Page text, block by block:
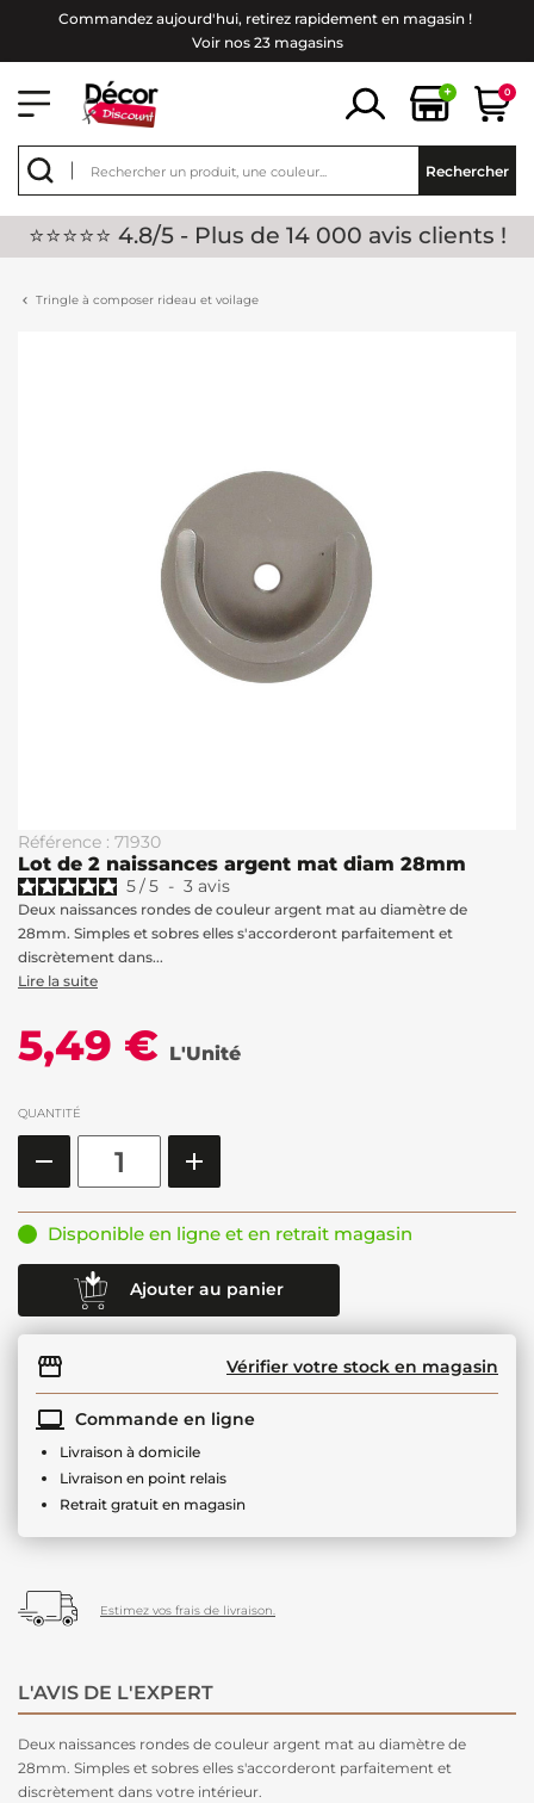
Commandez aujourd'hui, retirez rapidement en magasin !
Voir nos 23 magasins
+ 0
Rechercher
⭐⭐⭐⭐⭐ 4.8/5 - Plus de 14 000 avis clients !
Tringle à composer rideau et voilage
Référence : 71930
Lot de 2 naissances argent mat diam 28mm
5/5 - 3 avis
Deux naissances rondes de couleur argent mat au diamètre de
28mm. Simples et sobres elles s'accorderont parfaitement et
discrètement dans...
Lire la suite
5,49 € L'Unité
QUANTITÉ
Disponible en ligne et en retrait magasin
Ajouter au panier
Vérifier votre stock en magasin
Commande en ligne
Livraison à domicile
Livraison en point relais
Retrait gratuit en magasin
Estimez vos frais de livraison.
L'AVIS DE L'EXPERT
Deux naissances rondes de couleur argent mat au diamètre de
28mm. Simples et sobres elles s'accorderont parfaitement et
discrètement dans votre intérieur.